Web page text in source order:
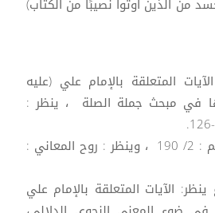
من الذين أوتوا نصيبًا من الكتاب)
المتعلقة بالإمام علي (عليه
في مبحث جملة الصلة ، ينظر :
([2]) إرشادالعقل السليم : 2/ 190 ، وينظر : روح المعاني :
ينظر: الآيات المتعلقة بالإمام علي